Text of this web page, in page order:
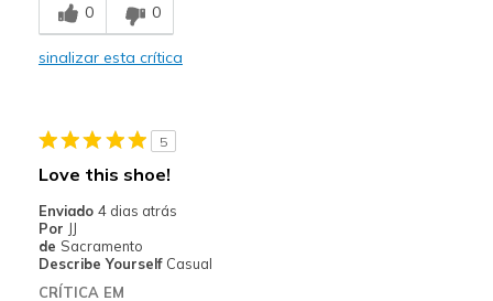
Breathe Well
Comfortable
Stylish
Melhores utilizações
Going Out
Special Occasions
0 0
sinalizar esta crítica
5
Love this shoe!
Enviado 4 dias atrás
Por JJ
de Sacramento
Describe Yourself Casual
CRÍTICA EM